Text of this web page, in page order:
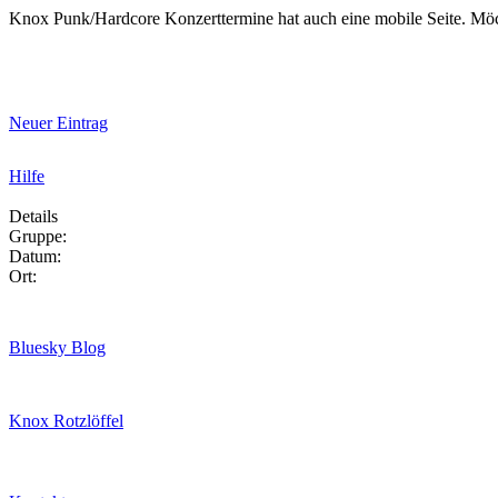
Knox Punk/Hardcore Konzerttermine hat auch eine mobile Seite.
Neuer Eintrag
Hilfe
Details
Gruppe:
Datum:
Ort:
Bluesky Blog
Knox Rotzlöffel